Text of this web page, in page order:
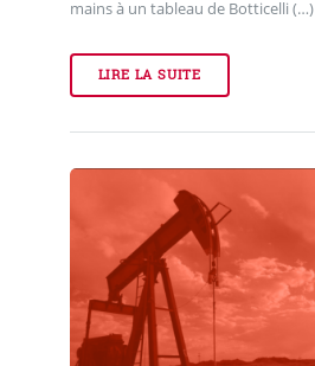
mains à un tableau de Botticelli (…)
LIRE LA SUITE